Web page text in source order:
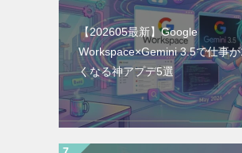
【202605最新】Google
Workspace×Gemini 3.5で仕事
くなる神アプデ5選